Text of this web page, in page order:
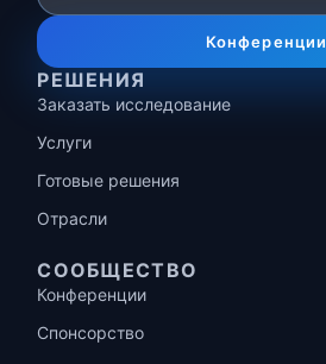
Конференции
РЕШЕНИЯ
Заказать исследование
Услуги
Готовые решения
Отрасли
СООБЩЕСТВО
Конференции
Спонсорство